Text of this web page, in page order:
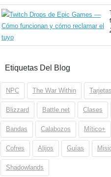
Etiquetas Del Blog
NPC The War Within
Blizzard Battle.net Clases
Bandas Calabozos Mítico+
Cofres Alijos Guías
Shadowlands